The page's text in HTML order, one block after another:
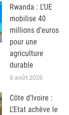
Rwanda : L’UE
mobilise 40
millions d’euros
pour une
agriculture
durable
6 août 2026
Côte d’Ivoire :
L’Etat achève le